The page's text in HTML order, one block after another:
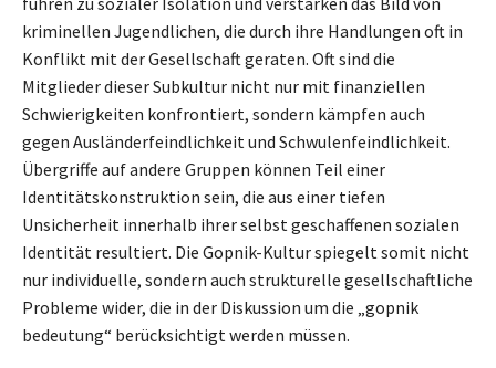
kriminellen Jugendlichen, die durch ihre Handlungen oft in
Konflikt mit der Gesellschaft geraten. Oft sind die
Mitglieder dieser Subkultur nicht nur mit finanziellen
Schwierigkeiten konfrontiert, sondern kämpfen auch
gegen Ausländerfeindlichkeit und Schwulenfeindlichkeit.
Übergriffe auf andere Gruppen können Teil einer
Identitätskonstruktion sein, die aus einer tiefen
Unsicherheit innerhalb ihrer selbst geschaffenen sozialen
Identität resultiert. Die Gopnik-Kultur spiegelt somit nicht
nur individuelle, sondern auch strukturelle gesellschaftliche
Probleme wider, die in der Diskussion um die „gopnik
bedeutung“ berücksichtigt werden müssen.